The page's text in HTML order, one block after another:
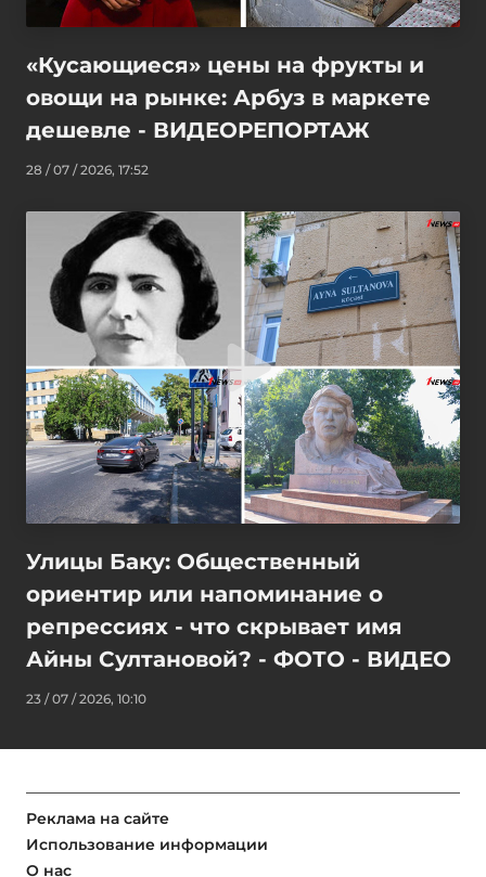
«Кусающиеся» цены на фрукты и
овощи на рынке: Арбуз в маркете
дешевле - ВИДЕОРЕПОРТАЖ
28 / 07 / 2026, 17:52
Улицы Баку: Общественный
ориентир или напоминание о
репрессиях - что скрывает имя
Айны Султановой? - ФОТО - ВИДЕО
23 / 07 / 2026, 10:10
Реклама на сайте
Использование информации
О нас